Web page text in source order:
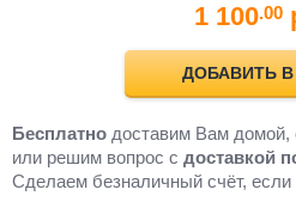
1 100.00
ДОБАВИТЬ В
Бесплатно доставим Вам домой,
или решим вопрос с доставкой
Cделаем безналичный счёт, если